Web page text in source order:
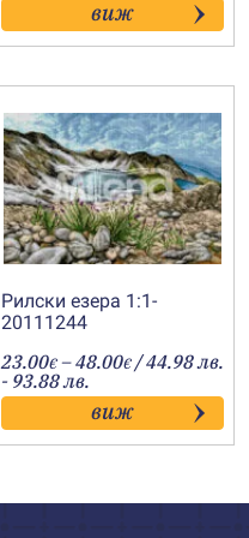
through
34.00€
виж
Рилски езера 1:1-
20111244
23.00€ –48.00€Price
range:
23.00€
through
48.00€
/ 44.98 лв.
- 93.88 лв.
виж